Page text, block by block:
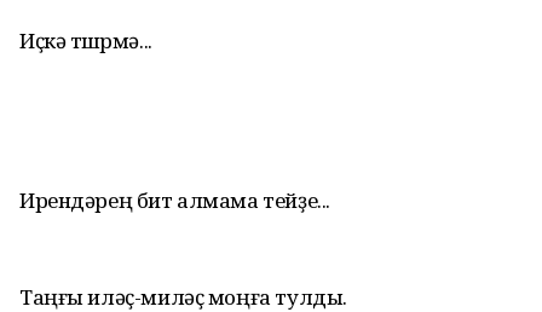
Иҫкә төшөрмә...
Ирендәрең бит алмама тейҙе...
Таңғы иләҫ-миләҫ моңға тулды.